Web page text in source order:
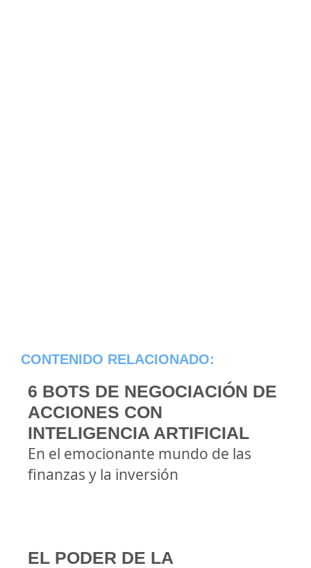
CONTENIDO RELACIONADO:
6 BOTS DE NEGOCIACIÓN DE
ACCIONES CON
INTELIGENCIA ARTIFICIAL
En el emocionante mundo de las
finanzas y la inversión
EL PODER DE LA